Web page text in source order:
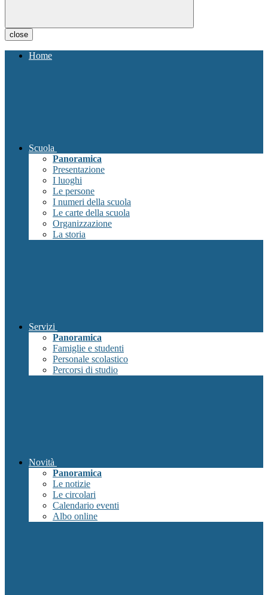
close
Home
Scuola
Panoramica
Presentazione
I luoghi
Le persone
I numeri della scuola
Le carte della scuola
Organizzazione
La storia
Servizi
Panoramica
Famiglie e studenti
Personale scolastico
Percorsi di studio
Novità
Panoramica
Le notizie
Le circolari
Calendario eventi
Albo online